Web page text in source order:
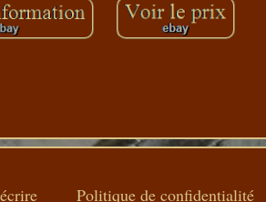
Politique de confidentialité